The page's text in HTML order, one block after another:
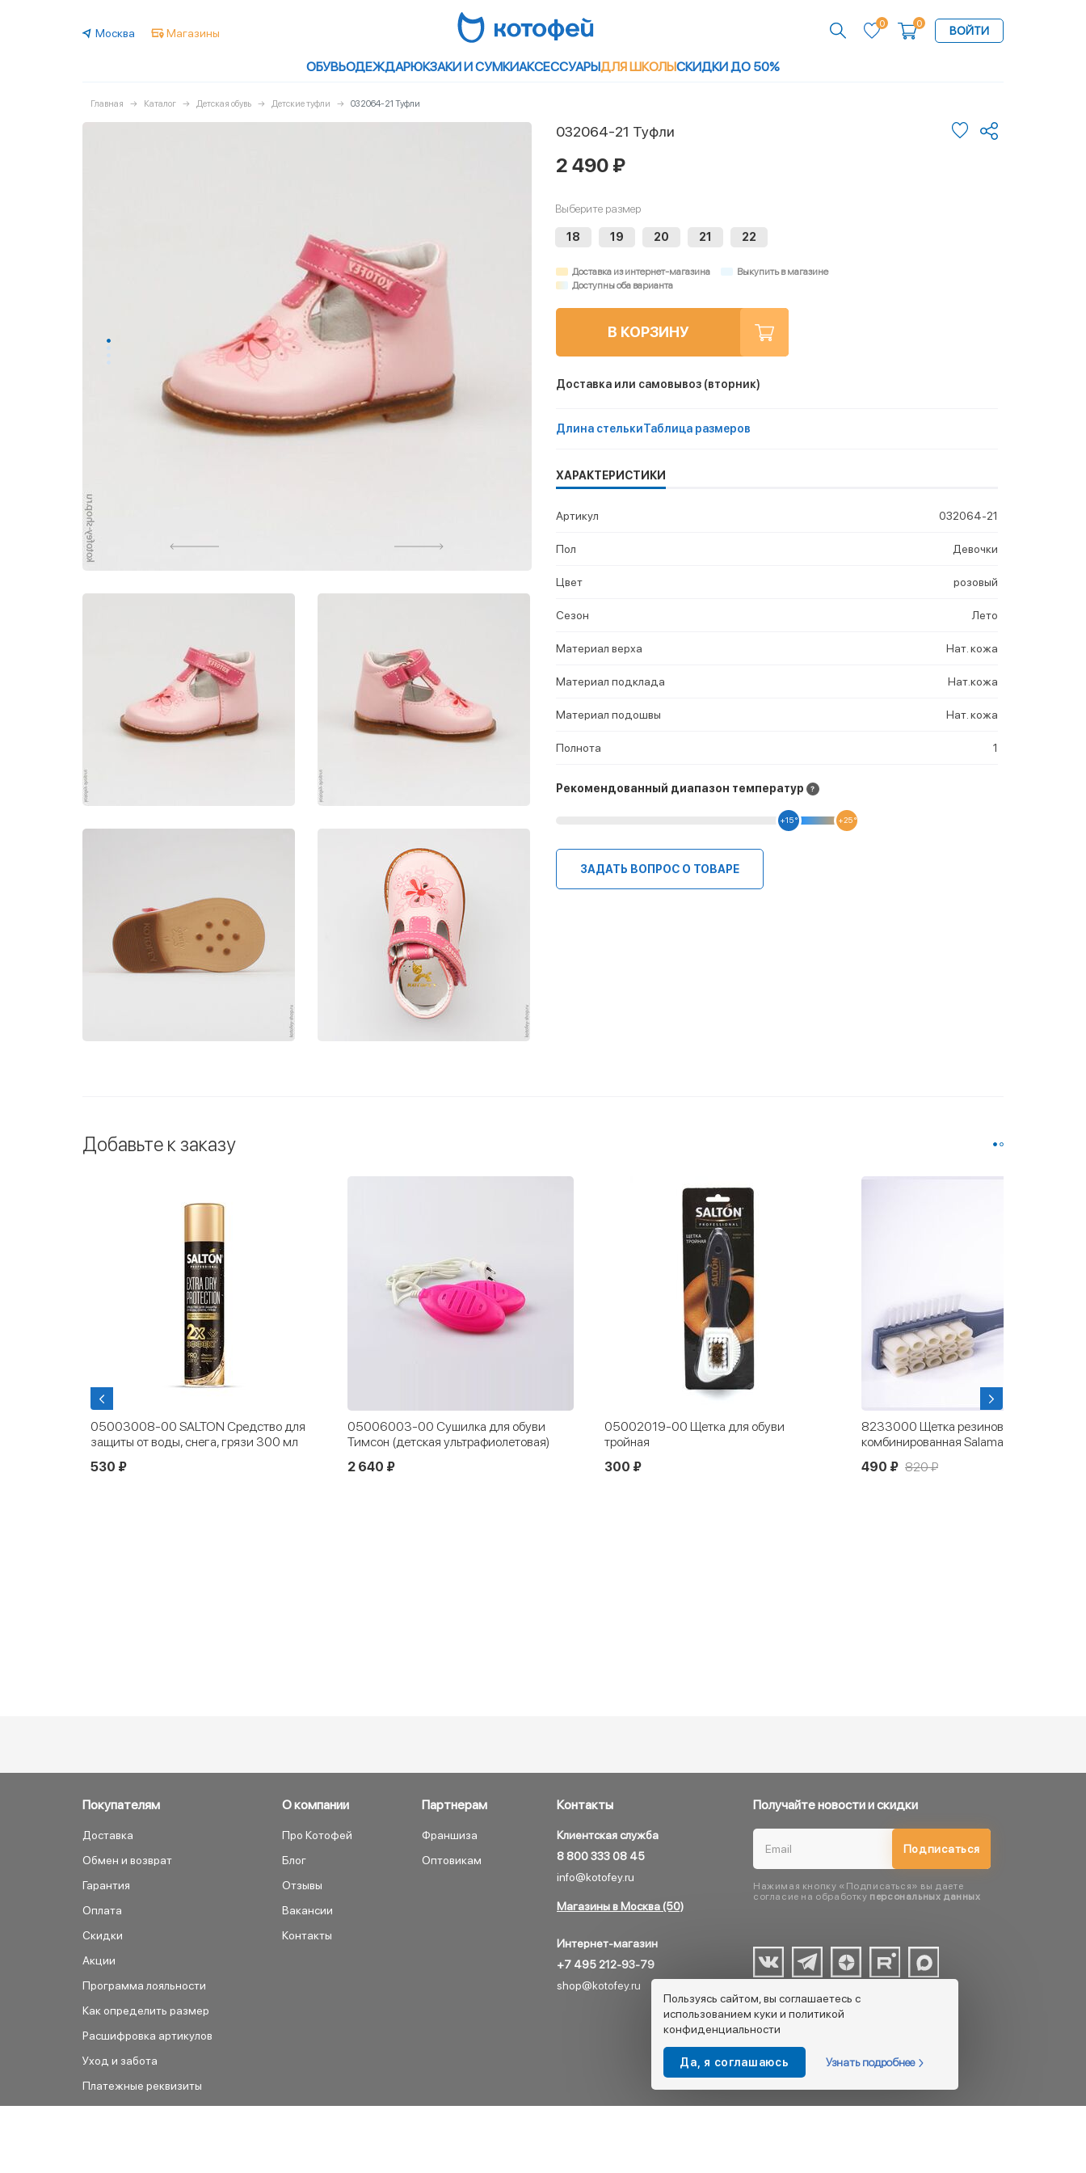
Москва Магазины
0 0
ВОЙТИ
ОБУВЬОДЕЖДАРЮКЗАКИ И СУМКИАКСЕССУАРЫДЛЯ ШКОЛЫСКИДКИ ДО 50%
Главная Каталог Детская обувь Детские туфли 032064-21 Туфли
032064-21 Туфли
2 490 ₽
Выберите размер
18 19 20 21 22
Доставка из интернет-магазина
Выкупить в магазине
Доступны оба варианта
В КОРЗИНУ
Доставка или самовывоз (вторник)
Длина стелькиТаблица размеров
ХАРАКТЕРИСТИКИ
Артикул 032064-21
Пол Девочки
Цвет розовый
Сезон Лето
Материал верха Нат. кожа
Материал подклада Нат.кожа
Материал подошвы Нат. кожа
Полнота 1
Рекомендованный диапазон температур
+15 ° +25 °
ЗАДАТЬ ВОПРОС О ТОВАРЕ
Добавьте к заказу
05003008-00 SALTON Средство для
защиты от воды, снега, грязи 300 мл
530 ₽
05006003-00 Сушилка для обуви
Тимсон (детская ультрафиолетовая)
2 640 ₽
05002019-00 Щетка для обуви
тройная
300 ₽
8233000 Щетка резиновая
комбинированная Salamander
490 ₽ 820 ₽
Покупателям
Доставка
Обмен и возврат
Гарантия
Оплата
Скидки
Акции
Программа лояльности
Как определить размер
Расшифровка артикулов
Уход и забота
Платежные реквизиты
О компании
Про Котофей
Блог
Отзывы
Вакансии
Контакты
Партнерам
Франшиза
Оптовикам
Контакты
Клиентская служба
8 800 333 08 45
info@kotofey.ru
Магазины в Москва (50)
Интернет-магазин
+7 495 212-93-79
shop@kotofey.ru
Получайте новости и скидки
Подписаться
Нажимая кнопку «Подписаться» вы даете
согласие на обработку персональных данных
Пользуясь сайтом, вы соглашаетесь с
использованием куки и политикой
конфиденциальности
Да, я соглашаюсь Узнать подробнее